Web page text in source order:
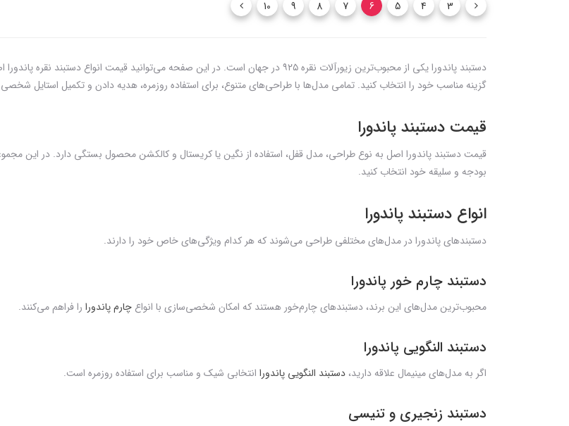
3
4
5
6
7
8
9
10
دستبند پاندورا یکی از محبوب‌ترین زیورآلات نقره ۹۲۵ در جهان است. در این صفحه می‌توانید
گزینه مناسب خود را انتخاب کنید. تمامی مدل‌ها با طراحی‌های متنوع، برای استفاده روزمره، هدیه دادن و تکمیل استایل
قیمت دستبند پاندورا
قیمت دستبند پاندورا اصل به نوع طراحی، مدل قفل، استفاده از نگین یا کریستال و کالکشن محصول بستگی دارد. در این
بودجه و سلیقه خود انتخاب کنید.
انواع دستبند پاندورا
دستبندهای پاندورا در مدل‌های مختلفی طراحی می‌شوند که هر کدام ویژگی‌های خاص خود را دارند.
دستبند چارم خور پاندورا
محبوب‌ترین مدل‌های این برند، دستبندهای چارم‌خور هستند که امکان شخصی‌سازی با انواع چارم پاندورا را فراهم می‌کنند.
دستبند النگویی پاندورا
اگر به مدل‌های مینیمال علاقه دارید، دستبند النگویی پاندورا انتخابی شیک و مناسب برای استفاده روزمره است.
دستبند زنجیری و تنیسی